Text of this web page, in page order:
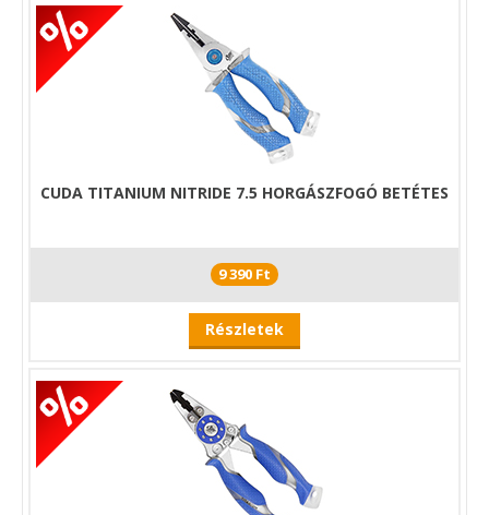
CUDA TITANIUM NITRIDE 7.5 HORGÁSZFOGÓ BETÉTES
9 390 Ft
Részletek